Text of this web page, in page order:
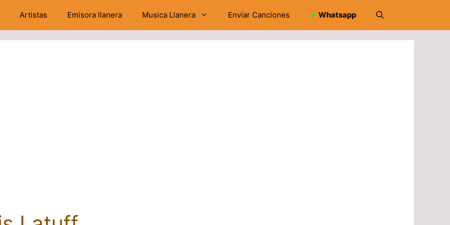
Artistas Emisora llanera Musica Llanera Enviar Canciones ➤ Whatsapp